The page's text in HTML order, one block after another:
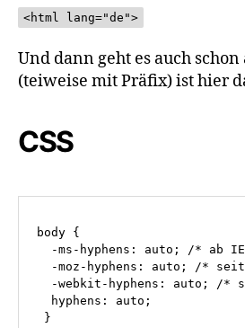
<html lang="de">
Und dann geht es auch schon
(teiweise mit Präfix) ist hier
CSS
body {
-ms-hyphens: auto; /* ab
-moz-hyphens: auto; /*
-webkit-hyphens: auto; /*
hyphens: auto;
}